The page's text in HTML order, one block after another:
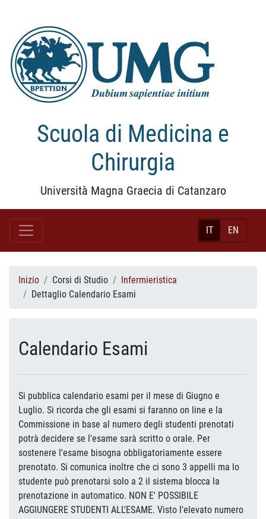
Scuola di Medicina e
Chirurgia
Università Magna Graecia di Catanzaro
IT EN
Inizio Corsi di Studio
Infermieristica
Dettaglio Calendario Esami
Calendario Esami
Si pubblica calendario esami per il mese di Giugno e
Luglio. Si ricorda che gli esami si faranno on line e la
Commissione in base al numero degli studenti prenotati
potrà decidere se l'esame sarà scritto o orale. Per
sostenere l'esame bisogna obbligatoriamente essere
prenotato. Si comunica inoltre che ci sono 3 appelli ma lo
studente può prenotarsi solo a 2 il sistema blocca la
prenotazione in automatico. NON E' POSSIBILE
AGGIUNGERE STUDENTI ALL'ESAME. Visto l'elevato numero